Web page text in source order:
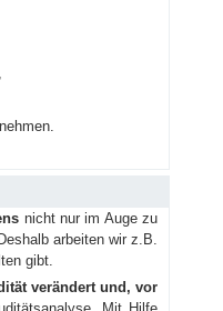
nicht nur im Auge zu
ar­bei­ten wir z.B.
gibt.
ver­än­dert und, vor